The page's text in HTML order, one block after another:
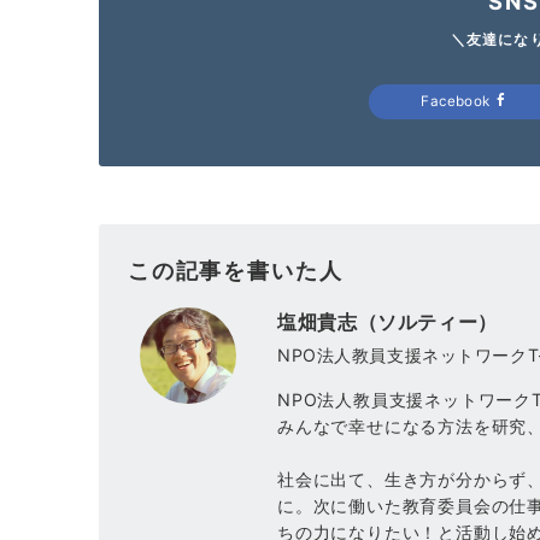
＼友達にな
Facebook
この記事を書いた人
塩畑貴志（ソルティー）
NPO法人教員支援ネットワーク
NPO法人教員支援ネットワー
みんなで幸せになる方法を研究
社会に出て、生き方が分からず
に。次に働いた教育委員会の仕
ちの力になりたい！と活動し始